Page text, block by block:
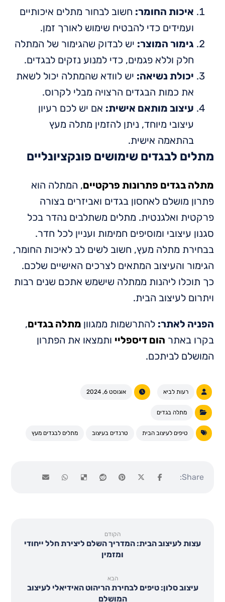
איכות החומר: חשוב לבחור מתלים איכותיים
ועמידים כדי להבטיח שימוש לאורך זמן.
גימור המוצר: יש לבדוק שהגימור של המתלה
חלק וללא פגמים, כדי למנוע נזקים לבגדים.
יכולת נשיאה: יש לוודא שהמתלה יכול לשאת
את כמות הבגדים הרצויה מבלי לקרוס.
עיצוב מותאם אישית: אם יש לכם רעיון
עיצובי מיוחד, ניתן להזמין מתלה מעץ
בהתאמה אישית.
מתלים לבגדים שימושים פונקציונליים
מתלה בגדים פתרונות פרקטיים, המתלה הוא
פתרון מושלם לאחסון בגדים ואביזרים בצורה
פרקטית ואלגנטית. מתלים משתלבים נהדר בכל
סגנון עיצובי ומוסיפים חמימות ועניין לכל חדר.
בבחירת מתלה מעץ, חשוב לשים לב לאיכות החומר,
הגימור והעיצוב המתאים לצרכים האישיים שלכם.
כך תוכלו ליהנות ממתלה שישמש אתכם שנים רבות
ויתרום לעיצוב הבית.
הפניה לאתר: להתרשמות ממגוון מתלה בגדים,
בקרו באתר הום דיספליי ותמצאו את הפתרון
המושלם לביתכם.
רעות לביא אוגוסט 6, 2024
מתלה בגדים
טיפים לעיצוב הבית טרנדים בעיצוב מתלים לבגדים מעץ
הקודם
עצות לעיצוב הבית: המדריך השלם ליצירת חלל ייחודי
ומזמין
הבא
עיצוב סלון: טיפים לבחירת הריהוט האידיאלי לעיצוב
המושלם